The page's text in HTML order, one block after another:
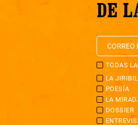
DE
TODAS
LA
POESÍA
LA
DOSSIER